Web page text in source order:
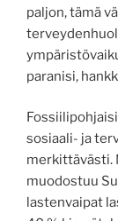
paljon, tämä
paranisi,
sosiaali- ja
merkittävästi.
muodostuu
lastenvaipat